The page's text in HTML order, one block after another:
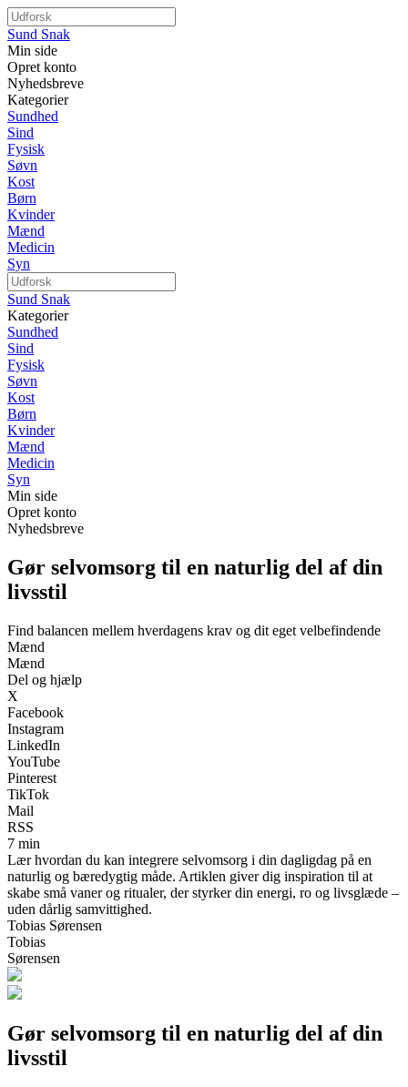
Sund Snak
Min side
Opret konto
Nyhedsbreve
Kategorier
Sundhed
Sind
Fysisk
Søvn
Kost
Børn
Kvinder
Mænd
Medicin
Syn
Sund Snak
Kategorier
Sundhed
Sind
Fysisk
Søvn
Kost
Børn
Kvinder
Mænd
Medicin
Syn
Min side
Opret konto
Nyhedsbreve
Gør selvomsorg til en naturlig del af din
livsstil
Find balancen mellem hverdagens krav og dit eget velbefindende
Mænd
Mænd
Del og hjælp
X
Facebook
Instagram
LinkedIn
YouTube
Pinterest
TikTok
Mail
RSS
7 min
Lær hvordan du kan integrere selvomsorg i din dagligdag på en
naturlig og bæredygtig måde. Artiklen giver dig inspiration til at
skabe små vaner og ritualer, der styrker din energi, ro og livsglæde –
uden dårlig samvittighed.
Tobias Sørensen
Tobias
Sørensen
Gør selvomsorg til en naturlig del af din
livsstil